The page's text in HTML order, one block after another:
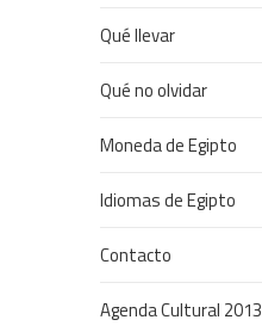
Qué llevar
Qué no olvidar
Moneda de Egipto
Idiomas de Egipto
Contacto
Agenda Cultural 2013